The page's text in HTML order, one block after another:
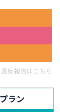
違反報告はこちら